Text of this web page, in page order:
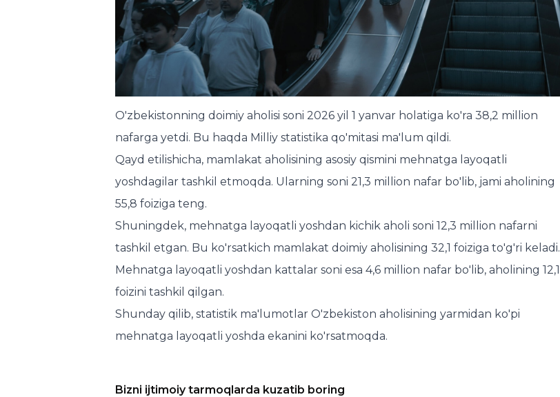
O'zbekistonning doimiy aholisi soni 2026 yil 1 yanvar holatiga ko'ra 38,2 million
nafarga yetdi. Bu haqda Milliy statistika qo'mitasi ma'lum qildi.
Qayd etilishicha, mamlakat aholisining asosiy qismini mehnatga layoqatli
yoshdagilar tashkil etmoqda. Ularning soni 21,3 million nafar bo'lib, jami aholining
55,8 foiziga teng.
Shuningdek, mehnatga layoqatli yoshdan kichik aholi soni 12,3 million nafarni
tashkil etgan. Bu ko'rsatkich mamlakat doimiy aholisining 32,1 foiziga to'g'ri keladi.
Mehnatga layoqatli yoshdan kattalar soni esa 4,6 million nafar bo'lib, aholining 12,1
foizini tashkil qilgan.
Shunday qilib, statistik ma'lumotlar O'zbekiston aholisining yarmidan ko'pi
mehnatga layoqatli yoshda ekanini ko'rsatmoqda.
Bizni ijtimoiy tarmoqlarda kuzatib boring